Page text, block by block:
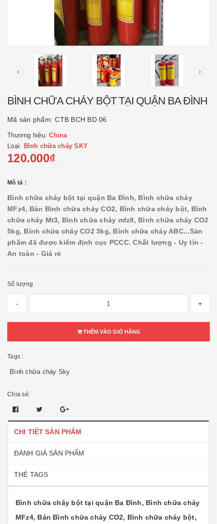
BÌNH CHỮA CHÁY BỘT TẠI QUẬN BA ĐÌNH
Mã sản phẩm:CTB BCH BD 06
Thương hiệu:China
Loại: Bình chữa cháy SKY
120.000₫
Mô tả :
Bình chữa cháy bột tại quận Ba Đình, Bình chữa cháy
MFz4, Bán Bình chữa cháy CO2, Bình chữa cháy bột, Bình
chữa cháy Mt3, Bình chữa cháy mfz8, Bình chữa cháy CO2
5kg, Bình chữa cháy CO2 3kg, Bình chữa cháy ABC...Sản
phẩm đã được kiểm định cục PCCC. Chất lượng - Uy tín -
An toàn - Giá rẻ
Số lượng
- +
THÊM VÀO GIỎ HÀNG
Tags :
Bình chữa cháy Sky
Chia sẻ:
CHI TIẾT SẢN PHẨM
ĐÁNH GIÁ SẢN PHẨM
THẺ TAGS
Bình chữa cháy bột tại quận Ba Đình, Bình chữa cháy
MFz4, Bán Bình chữa cháy CO2, Bình chữa cháy bột,